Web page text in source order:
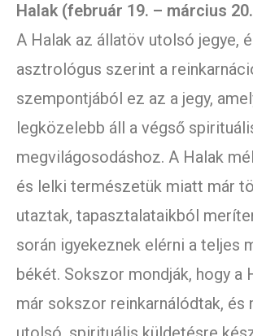
Halak (február 19. – március
A Halak az állatöv utolsó jegye,
asztrológus szerint a
szempontjából ez az a jegy,
legközelebb áll a végső
megvilágosodáshoz. A Halak
és lelki természetük miatt már
utaztak, tapasztalataikból
során igyekeznek elérni a teljes
békét. Sokszor mondják, hogy a
már sokszor reinkarnálódtak, és